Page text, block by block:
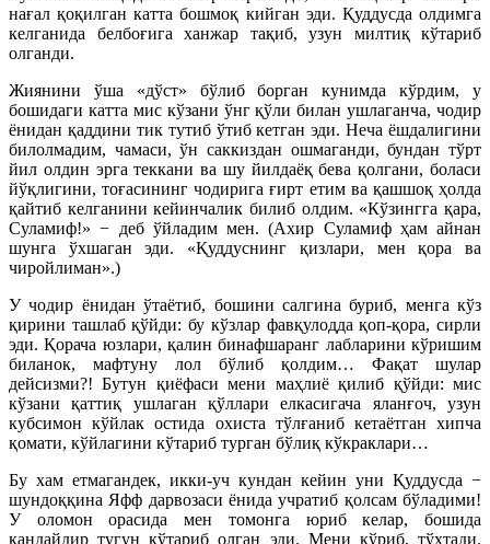
нағал қоқилган катта бошмоқ кийган эди. Қуддусда олдимга
келганида белбоғига ханжар тақиб, узун милтиқ кўтариб
олганди.
Жиянини ўша «дўст» бўлиб борган кунимда кўрдим, у
бошидаги катта мис кўзани ўнг қўли билан ушлаганча, чодир
ёнидан қаддини тик тутиб ўтиб кетган эди. Неча ёшдалигини
билолмадим, чамаси, ўн саккиздан ошмаганди, бундан тўрт
йил олдин эрга теккани ва шу йилдаёқ бева қолгани, боласи
йўқлигини, тоғасининг чодирига ғирт етим ва қашшоқ ҳолда
қайтиб келганини кейинчалик билиб олдим. «Кўзингга қара,
Суламиф!» − деб ўйладим мен. (Ахир Суламиф ҳам айнан
шунга ўхшаган эди. «Қуддуснинг қизлари, мен қора ва
чиройлиман».)
У чодир ёнидан ўтаётиб, бошини салгина буриб, менга кўз
қирини ташлаб қўйди: бу кўзлар фавқулодда қоп-қора, сирли
эди. Қорача юзлари, қалин бинафшаранг лабларини кўришим
биланок, мафтуну лол бўлиб қолдим… Фақат шулар
дейсизми?! Бутун қиёфаси мени маҳлиё қилиб қўйди: мис
кўзани қаттиқ ушлаган қўллари елкасигача яланғоч, узун
кубсимон кўйлак остида охиста тўлғаниб кетаётган хипча
қомати, кўйлагини кўтариб турган бўлиқ кўкраклари…
Бу хам етмагандек, икки-уч кундан кейин уни Қуддусда −
шундоққина Яфф дарвозаси ёнида учратиб қолсам бўладими!
У оломон орасида мен томонга юриб келар, бошида
қандайдир тугун кўтариб олган эди. Мени кўриб, тўхтади.